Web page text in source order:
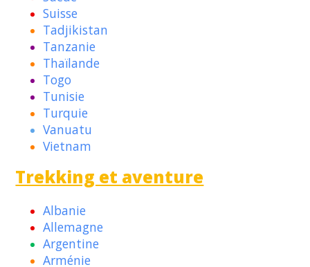
Suisse
Tadjikistan
Tanzanie
Thaïlande
Togo
Tunisie
Turquie
Vanuatu
Vietnam
Trekking et aventure
Albanie
Allemagne
Argentine
Arménie